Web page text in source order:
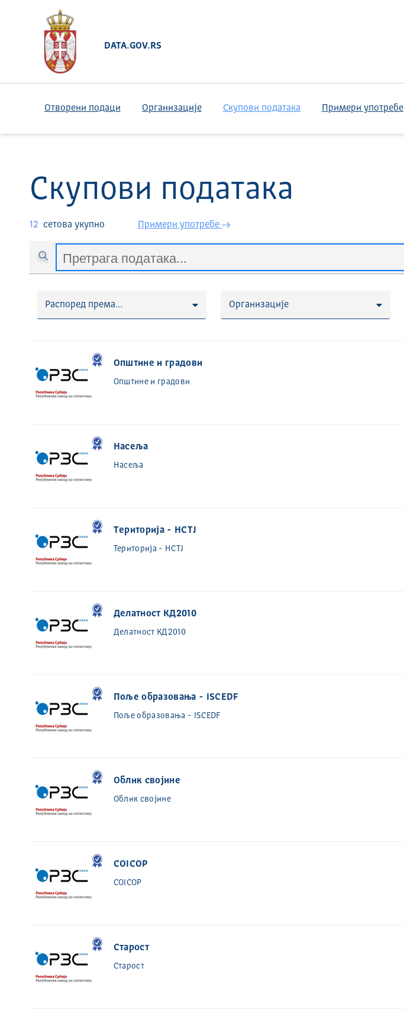
DATA.GOV.RS
Отворени подаци Организације Скупови података Примери употребе
Скупови података
12 сетова укупно Примери употребе
Распоред према... Организације
Општине и градови
Општине и градови
Насеља
Насеља
Територија - НСТЈ
Територија - НСТЈ
Делатност КД2010
Делатност КД2010
Поље образовања - ISCEDF
Поље образовања - ISCEDF
Облик својине
Облик својине
COICOP
COICOP
Старост
Старост